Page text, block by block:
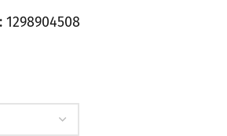
1298904508